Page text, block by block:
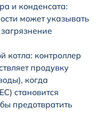
и конденсата:
может указывать
котла: контроллер
продувку
когда
становится
предотвратить